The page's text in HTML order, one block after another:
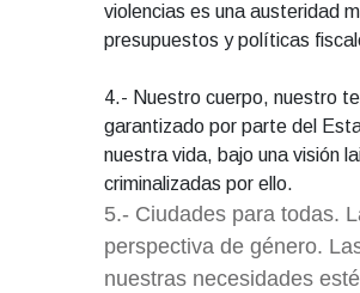
violencias es una austeridad
presupuestos y políticas
4.- Nuestro cuerpo, nuestro
garantizado por parte del
nuestra vida, bajo una visión
criminalizadas por ello.
5.- Ciudades para todas.
perspectiva de género.
nuestras necesidades